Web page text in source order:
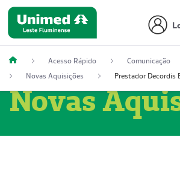
Acesso Rápido
Comunicação
Novas Aquisições
Novas